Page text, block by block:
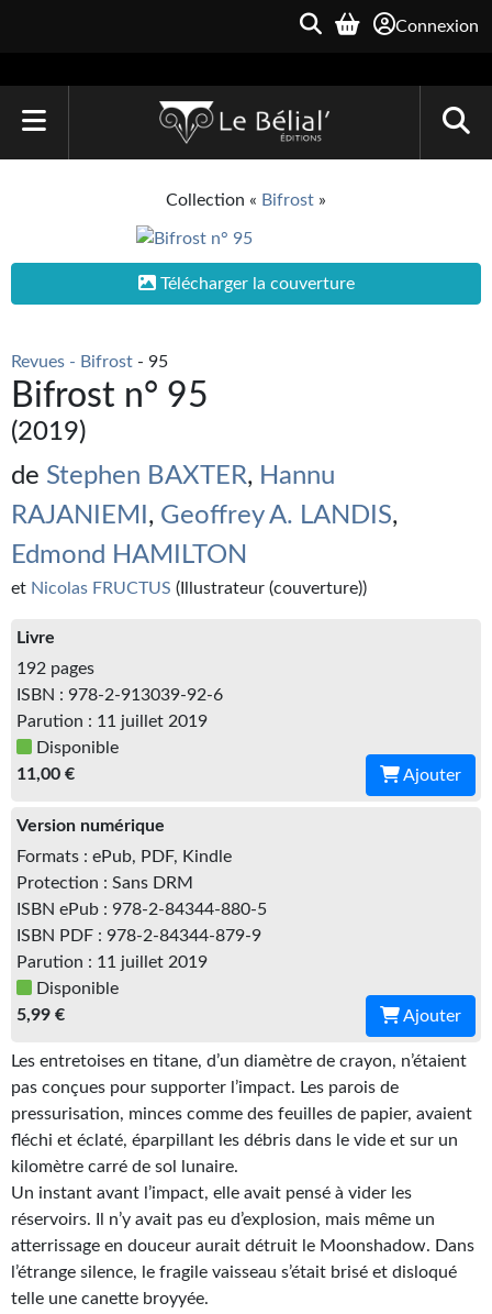
Connexion
Archive du Futur
Parallaxe
Quarante-Deux
Kvasar
Pulps
Wotan
Étoiles vives
Yellow Submarine
NUMÉRIQUE
Romans et recueils
Une Heure-Lumière
Nouvelles
Bifrost
Livres audio
Gratuit
Sans DRM
BIFROST
Tous les numéros
En numérique
S'abonner
Les critiques
Collection « Bifrost »
Télécharger la couverture
Revues - Bifrost - 95
Bifrost n° 95
(2019)
de Stephen BAXTER, Hannu
RAJANIEMI , Geoffrey A. LANDIS,
Edmond HAMILTON
et Nicolas FRUCTUS (Illustrateur (couverture))
Livre
192 pages
ISBN : 978-2-913039-92-6
Parution : 11 juillet 2019
Disponible
11,00 €
Ajouter
Version numérique
Formats : ePub, PDF, Kindle
Protection : Sans DRM
ISBN ePub : 978-2-84344-880-5
ISBN PDF : 978-2-84344-879-9
Parution : 11 juillet 2019
Disponible
5,99 €
Ajouter
Les entretoises en titane, d’un diamètre de crayon, n’étaient
pas conçues pour supporter l’impact. Les parois de
pressurisation, minces comme des feuilles de papier, avaient
fléchi et éclaté, éparpillant les débris dans le vide et sur un
kilomètre carré de sol lunaire.
Un instant avant l’impact, elle avait pensé à vider les
réservoirs. Il n’y avait pas eu d’explosion, mais même un
atterrissage en douceur aurait détruit le Moonshadow. Dans
l’étrange silence, le fragile vaisseau s’était brisé et disloqué
telle une canette broyyée.